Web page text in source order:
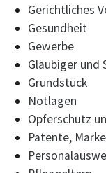
Gerichtliches
Gesundheit
Gewerbe
Gläubiger und
Grundstück
Notlagen
Opferschutz
Patente,